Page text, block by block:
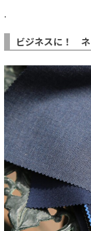
.
ビジネスに！